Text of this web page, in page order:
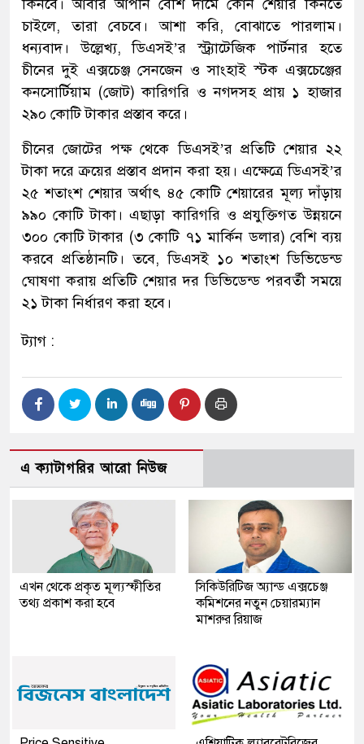
কিনবে। আবার আপনি বেশি দামে কোন শেয়ার কিনতে
চাইলে, তারা বেচবে। আশা করি, বোঝাতে পারলাম।
ধন্যবাদ। উল্লেখ্য, ডিএসই’র স্ট্র্যাটেজিক পার্টনার হতে
চীনের দুই এক্সচেঞ্জ সেনজেন ও সাংহাই স্টক এক্সচেঞ্জের
কনসোর্টিয়াম (জোট) কারিগরি ও নগদসহ প্রায় ১ হাজার
২৯০ কোটি টাকার প্রস্তাব করে।
চীনের জোটের পক্ষ থেকে ডিএসই’র প্রতিটি শেয়ার ২২
টাকা দরে ক্রয়ের প্রস্তাব প্রদান করা হয়। এক্ষেত্রে ডিএসই’র
২৫ শতাংশ শেয়ার অর্থাৎ ৪৫ কোটি শেয়ারের মূল্য দাঁড়ায়
৯৯০ কোটি টাকা। এছাড়া কারিগরি ও প্রযুক্তিগত উন্নয়নে
৩০০ কোটি টাকার (৩ কোটি ৭১ মার্কিন ডলার) বেশি ব্যয়
করবে প্রতিষ্ঠানটি। তবে, ডিএসই ১০ শতাংশ ডিভিডেন্ড
ঘোষণা করায় প্রতিটি শেয়ার দর ডিভিডেন্ড পরবর্তী সময়ে
২১ টাকা নির্ধারণ করা হবে।
ট্যাগ :
এ ক্যাটাগরির আরো নিউজ
এখন থেকে প্রকৃত মূল্যস্ফীতির
তথ্য প্রকাশ করা হবে
সিকিউরিটিজ অ্যান্ড এক্সচেঞ্জ
কমিশনের নতুন চেয়ারম্যান
মাশরুর রিয়াজ